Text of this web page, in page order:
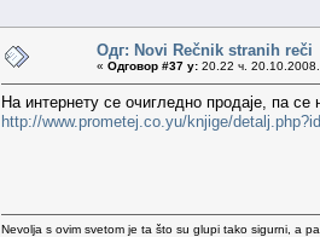
Одг: Novi Rečnik stranih reči
« Одговор #37 у: 20.22 ч.
На интернету се очигледно продаје, па
http://www.prometej.co.yu/knjige/
Nevolja s ovim svetom je ta što su glupi tako sigurni, a